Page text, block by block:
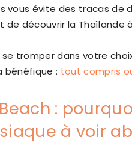
vous évite des tracas de
de découvrir la Thaïlande
se tromper dans votre
bénéfique : tout compris
:
à voir